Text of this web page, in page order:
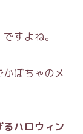
ですよね。
ぼちゃのメ
ハロウィン